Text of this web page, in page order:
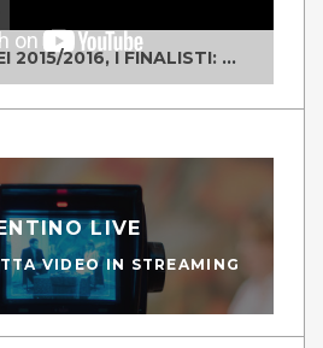
UNO TWO DREI 2015/2016, I FINALISTI: CLASSE IV ALS ISTITUTO "DEGASPERI" BORGO VALSUGANA
LIVE
VIDEO IN STREAMING